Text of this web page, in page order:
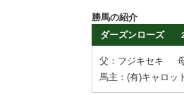
勝馬の紹介
ダーズンローズ
父：フジキセキ
馬主：(有)キャロッ